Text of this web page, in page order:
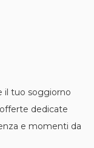
il tuo soggiorno
offerte dedicate
e momenti da